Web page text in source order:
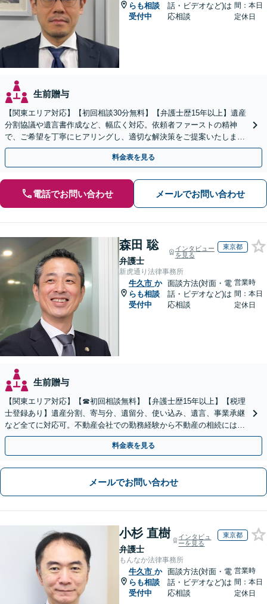
らも相談
受付中
話・ビデオなど)は
応相談
間：本日
定休日
生前贈与
【関東エリア対応】【初回相談30分無料】【弁護士歴15年以上】遺産
分割協議や遺言書作成など、幅広く対応。依頼者ファーストの精神
で、ご希望を丁寧にヒアリングし、適切な解決策をご提案いたしま
す。まずは無料相談でお悩みをお聞かせください。
料金表を見る
電話でお問い合わせ メールでお問い合わせ
森田 聡
弁護士
インタビュー
を見る
東京都
新虎通り法律事務所
牛久市 か
らも相談
受付中
面談方法(対面・電
話・ビデオなど)は
応相談
営業時
間：本日
定休日
生前贈与
【関東エリア対応】【☎︎初回相談無料】【弁護士歴15年以上】【税理
士登録あり】遺産分割、寄与分、遺留分、使い込み、遺言、事業承継
など全てに対応可。不動産会社での勤務経験から不動産の相続には特
に的確に対応【出張サービス】【夜間・休日面談】
料金表を見る
メールでお問い合わせ
小杉 直樹
弁護士
インタビュ
ーを見る
東京都
もんなか法律事務所
牛久市 か
らも相談
受付中
面談方法(対面・電
話・ビデオなど)は
応相談
営業時
間：本日
定休日